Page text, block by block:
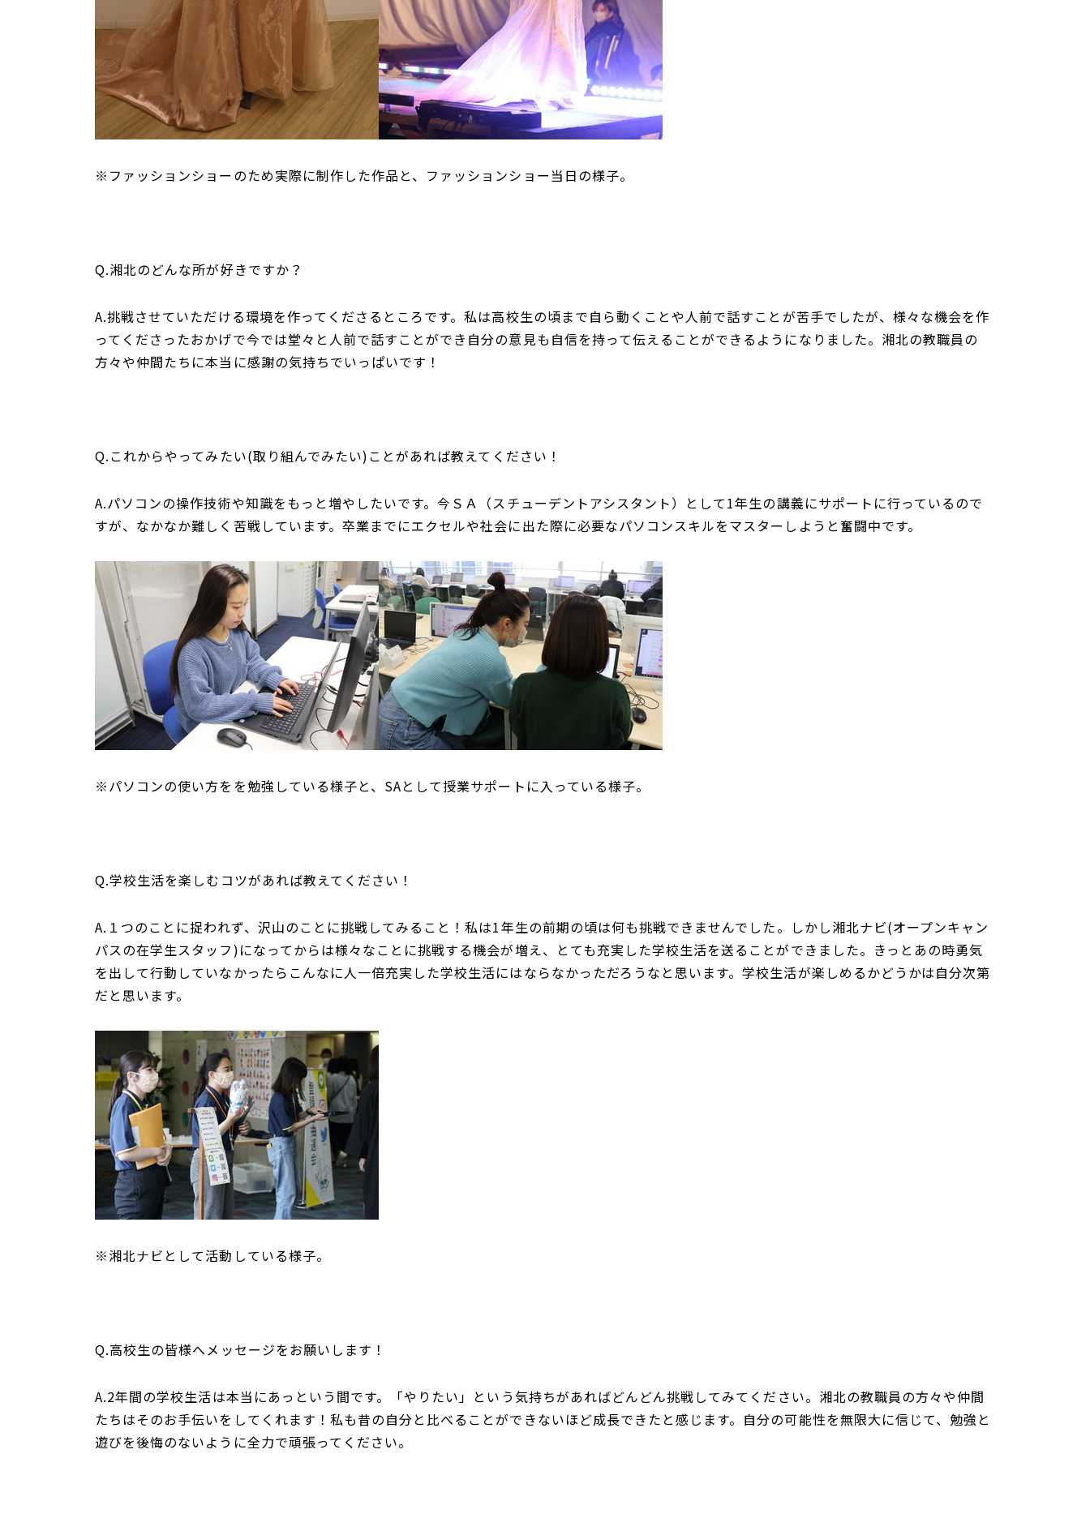
※ファッションショーのため実際に制作した作品と、ファッションショー当日の様子。
Q.湘北のどんな所が好きですか？
A.挑戦させていただける環境を作ってくださるところです。私は高校生の頃まで自ら動くことや人前で話すことが苦手でしたが、様々な機会を作
ってくださったおかげで今では堂々と人前で話すことができ自分の意見も自信を持って伝えることができるようになりました。湘北の教職員の
方々や仲間たちに本当に感謝の気持ちでいっぱいです！
Q.これからやってみたい(取り組んでみたい)ことがあれば教えてください！
A.パソコンの操作技術や知識をもっと増やしたいです。今ＳＡ（スチューデントアシスタント）として1年生の講義にサポートに行っているので
すが、なかなか難しく苦戦しています。卒業までにエクセルや社会に出た際に必要なパソコンスキルをマスターしようと奮闘中です。
※パソコンの使い方をを勉強している様子と、SAとして授業サポートに入っている様子。
Q.学校生活を楽しむコツがあれば教えてください！
A.１つのことに捉われず、沢山のことに挑戦してみること！私は1年生の前期の頃は何も挑戦できませんでした。しかし湘北ナビ(オープンキャン
パスの在学生スタッフ)になってからは様々なことに挑戦する機会が増え、とても充実した学校生活を送ることができました。きっとあの時勇気
を出して行動していなかったらこんなに人一倍充実した学校生活にはならなかっただろうなと思います。学校生活が楽しめるかどうかは自分次第
だと思います。
※湘北ナビとして活動している様子。
Q.高校生の皆様へメッセージをお願いします！
A.2年間の学校生活は本当にあっという間です。「やりたい」という気持ちがあればどんどん挑戦してみてください。湘北の教職員の方々や仲間
たちはそのお手伝いをしてくれます！私も昔の自分と比べることができないほど成長できたと感じます。自分の可能性を無限大に信じて、勉強と
遊びを後悔のないように全力で頑張ってください。